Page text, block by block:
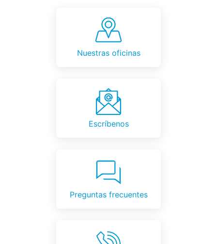
Nuestras oficinas
Escríbenos
Preguntas frecuentes